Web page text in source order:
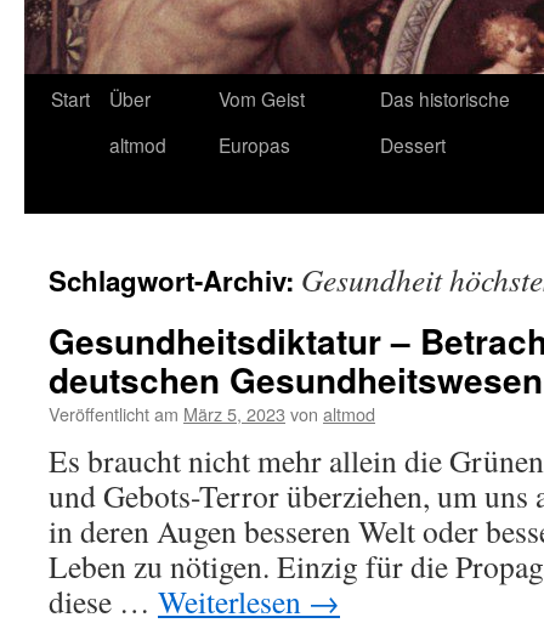
Start
Über
altmod
Vom Geist
Europas
Das historische
Dessert
Schlagwort-Archiv: Gesundheit
Gesundheitsdiktatur –
deutschen Gesundheitswesen
Veröffentlicht am März 5, 2023 von altmod
Es braucht nicht mehr allein die
und Gebots-Terror überziehen, um uns
in deren Augen besseren Welt oder
Leben zu nötigen. Einzig für die
diese … Weiterlesen →